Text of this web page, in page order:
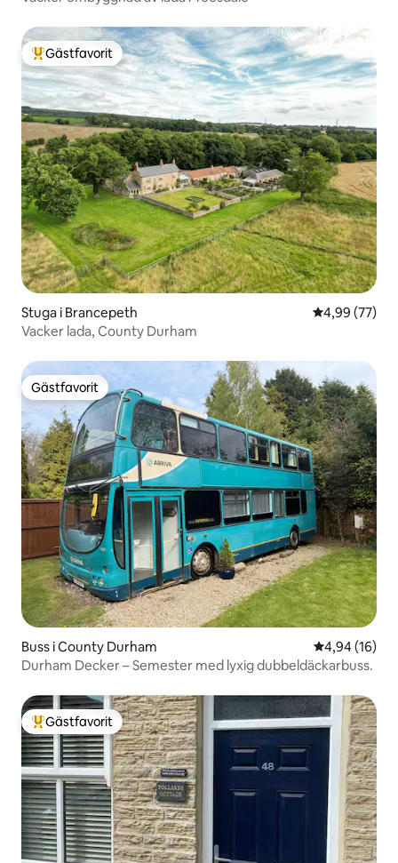
Populär gästfavorit
Gästfavorit
Stuga i Brancepeth 4,99 av 5 i
4,99 (77)
Vacker lada, County Durham
Gästfavorit
Gästfavorit
Buss i County Durham 4,94 av 5 i
4,94 (16)
Durham Decker – Semester med lyxig dubbeldäckarbuss.
Populär gästfavorit
Gästfavorit